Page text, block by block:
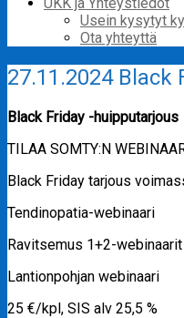
Usein kysytyt
Ota yhteyttä
27.11.2024
Black Friday -huipputarjous
TILAA SOMTY:N
Black Friday tarjous
Tendinopatia-webinaari
Ravitsemus 1+2-webinaarit
Lantionpohjan webinaari
25 €/kpl, SIS alv 25,5 %